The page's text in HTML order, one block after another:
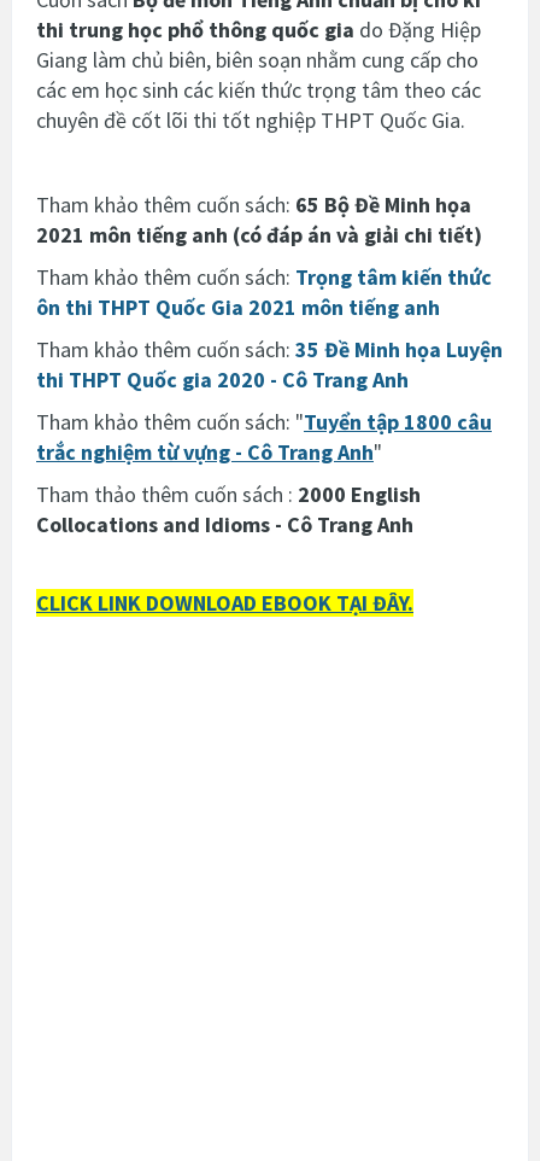
thi trung học phổ thông quốc gia do Đặng Hiệp
Giang làm chủ biên, biên soạn nhằm cung cấp cho
các em học sinh các kiến thức trọng tâm theo các
chuyên đề cốt lõi thi tốt nghiệp THPT Quốc Gia.
Tham khảo thêm cuốn sách: 65 Bộ Đề Minh họa
2021 môn tiếng anh (có đáp án và giải chi tiết)
Tham khảo thêm cuốn sách: Trọng tâm kiến thức
ôn thi THPT Quốc Gia 2021 môn tiếng anh
Tham khảo thêm cuốn sách: 35 Đề Minh họa Luyện
thi THPT Quốc gia 2020 - Cô Trang Anh
Tham khảo thêm cuốn sách: "Tuyển tập 1800 câu
trắc nghiệm từ vựng - Cô Trang Anh"
Tham thảo thêm cuốn sách : 2000 English
Collocations and Idioms - Cô Trang Anh
CLICK LINK DOWNLOAD EBOOK TẠI ĐÂY.